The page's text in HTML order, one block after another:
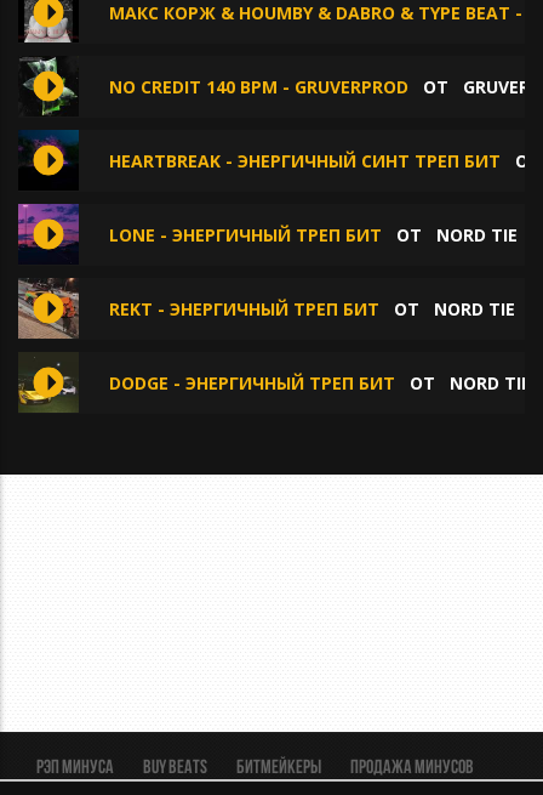
МАКС КОРЖ & HOUMBY & DABRO & TYPE BEAT -
NO CREDIT 140 BPM - GRUVERPROD ОТ
HEARTBREAK - ЭНЕРГИЧНЫЙ СИНТ ТРЕП БИТ
LONE - ЭНЕРГИЧНЫЙ ТРЕП БИТ ОТ NORD TIE
REKT - ЭНЕРГИЧНЫЙ ТРЕП БИТ ОТ NORD TIE
DODGE - ЭНЕРГИЧНЫЙ ТРЕП БИТ ОТ NORD TIE
Рэп минуса BUY BEATS Битмейкеры
Продажа минусов